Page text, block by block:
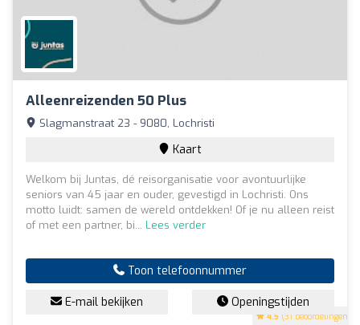
Alleenreizenden 50 Plus
4.5 (31 beoordelingen)
Slagmanstraat 23 - 9080, Lochristi
Kaart
Welkom bij Juntas, dé reisorganisatie voor avontuurlijke
seniors van 45 jaar en ouder, gevestigd in Lochristi. Ons
motto luidt: samen de wereld ontdekken! Of je nu alleen reist
of met een partner, bi... Lees verder
Toon telefoonnummer
E-mail bekijken Openingstijden